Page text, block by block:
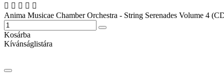
Anima Musicae Chamber Orchestra - String Serenades Volume 4
Kosárba
Kívánságlistára